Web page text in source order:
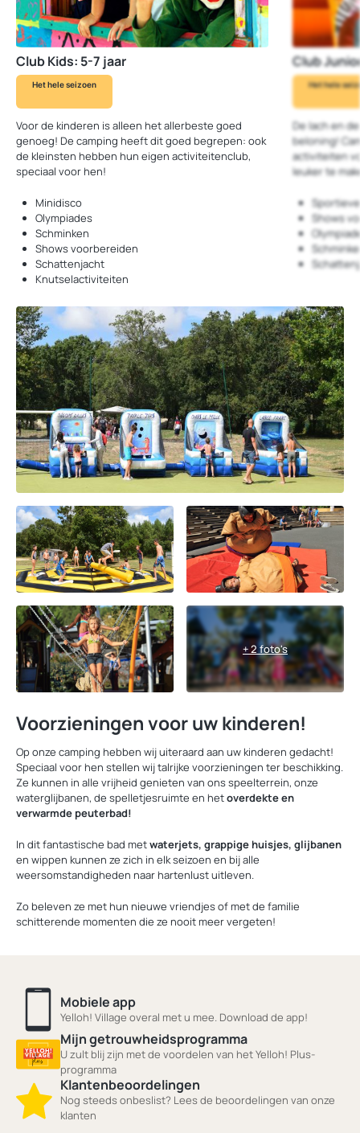
Club Kids: 5-7 jaar
Het hele seizoen
Voor de kinderen is alleen het allerbeste goed
genoeg! De camping heeft dit goed begrepen: ook
de kleinsten hebben hun eigen activiteitenclub,
speciaal voor hen!
Minidisco
Olympiades
Schminken
Shows voorbereiden
Schattenjacht
Knutselactiviteiten
Club
Het hele
De lach en
beloning!
activiteiten
leuker te
Shows
+ 2 foto's
Voorzieningen voor uw kinderen!
Op onze camping hebben wij uiteraard aan uw kinderen gedacht!
Speciaal voor hen stellen wij talrijke voorzieningen ter beschikking.
Ze kunnen in alle vrijheid genieten van ons speelterrein, onze
waterglijbanen, de spelletjesruimte en hetoverdekte en
verwarmde peuterbad!
In dit fantastische bad metwaterjets, grappige huisjes, glijbanen
en wippen kunnen ze zich in elk seizoen en bij alle
weersomstandigheden naar hartenlust uitleven.
Zo beleven ze met hun nieuwe vriendjes of met de familie
schitterende momenten die ze nooit meer vergeten!
Mobiele app
Yelloh! Village overal met u mee. Download de app!
Mijn getrouwheidsprogramma
U zult blij zijn met de voordelen van het Yelloh! Plus-
programma
Klantenbeoordelingen
Nog steeds onbeslist? Lees de beoordelingen van onze
klanten